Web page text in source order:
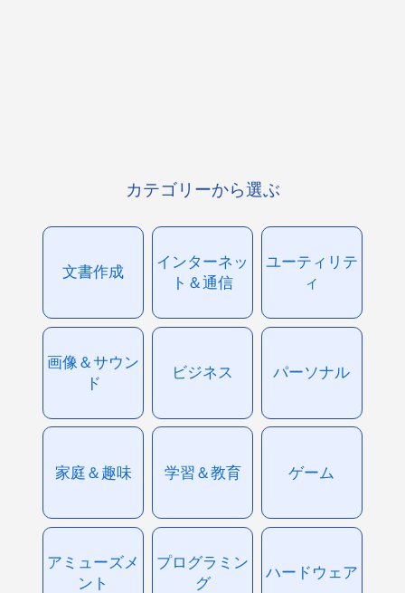
カテゴリーから選ぶ
文書作成
インターネッ
ト＆通信
ユーティリテ
ィ
画像＆サウン
ド
ビジネス パーソナル
家庭＆趣味 学習＆教育 ゲーム
アミューズメ
ント
プログラミン
グ
ハードウェア